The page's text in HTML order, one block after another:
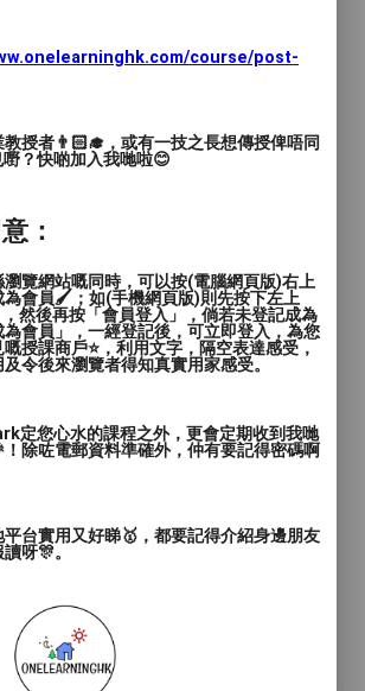
步查詢歡迎PM我🔎
器- 鋼琴
論
course/post-
授者👨🏻‍🎓，或有一技之長想傳授俾唔同
嘢？快啲加入我哋啦😊
：
瀏覽網站嘅同時，可以按(電腦網頁版)右上
為會員🖌️；如(手機網頁版)則先按下左上
然後再按「會員登入」，倘若未登記成為
會員」，一經登記後，可立即登入，為您
授課商戶⭐️，利用文字，隔空表達感受，
令後來瀏覽者得知真實用家感受。
定您心水的課程之外，更會定期收到我哋
除咗電郵資料準確外，仲有要記得密碼啊
台實用又好睇🥇，都要記得介紹身邊朋友
呀🎊。